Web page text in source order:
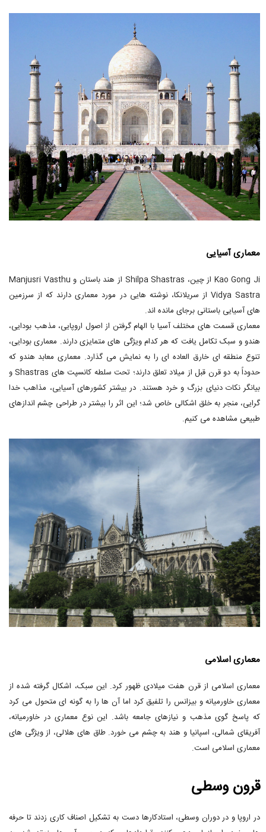
معماری آسیایی
Kao Gong Ji از چین، Shilpa Shastras از هند باستان و Manjusri Vasthu
Vidya Sastra از سریلانکا، نوشته هایی در مورد معماری دارند که از سرزمین
های آسیایی باستانی برجای مانده اند.
معماری قسمت های مختلف آسیا با الهام گرفتن از اصول اروپایی، مذهب بودایی،
هندو و سبک تکامل یافت که هر کدام ویژگی های متمایزی دارند. معماری بودایی،
تنوع منطقه ای خارق العاده ای را به نمایش می گذارد. معماری معابد هندو که
حدوداً به دو قرن قبل از میلاد تعلق دارند؛ تحت سلطه کانسپت ­های Shastras و
بیانگر نکات دنیای بزرگ و خرد هستند. در بیشتر کشورهای آسیایی، مذاهب خدا
گرایی، منجر به خلق اشکالی خاص شد؛ این اثر را بیشتر در طراحی چشم ­اندازهای
طبیعی مشاهده می کنیم.
معماری اسلامی
معماری اسلامی از قرن هفت میلادی ظهور کرد. این سبک، اشکال گرفته شده از
معماری خاورمیانه و بیزانس را تلفیق کرد اما آن ها را به گونه ای متحول می کرد
که پاسخ گوی مذهب و نیازهای جامعه باشد. این نوع معماری در خاورمیانه،
آفریقای شمالی، اسپانیا و هند به چشم می خورد. طاق های هلالی، از ویژگی های
معماری اسلامی است.
قرون وسطی
در اروپا و در دوران وسطی، استادکارها دست به تشکیل اصناف کاری زدند تا حرفه